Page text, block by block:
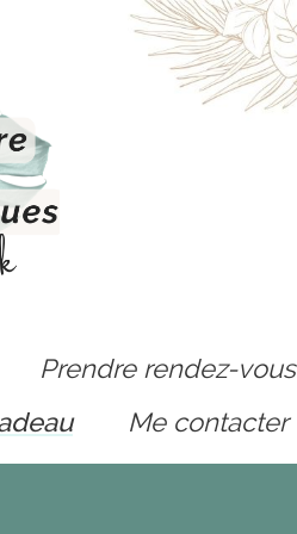
Prendre rendez-vous
Me contacter